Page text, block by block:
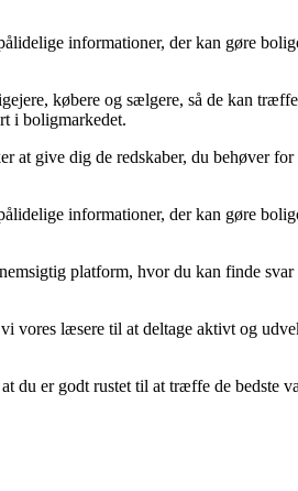
informationer, der kan gøre
købere og sælgere, så de kan
i boligmarkedet.
give dig de redskaber, du behøver for
informationer, der kan gøre
platform, hvor du kan finde svar
vores læsere til at deltage aktivt og
du er godt rustet til at træffe de bedste